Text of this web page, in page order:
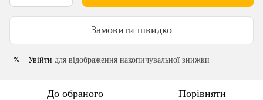
Замовити швидко
% Увійти для відображення накопичувальної знижки
До обраного Порівняти